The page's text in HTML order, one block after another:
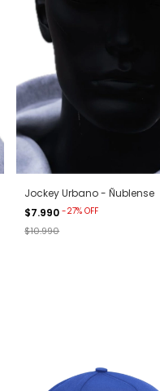
Jockey Urbano - Ñublense
$7.990-27%OFF
$10.990